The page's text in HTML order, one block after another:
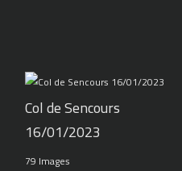
Col de Sencours
16/01/2023
79 Images